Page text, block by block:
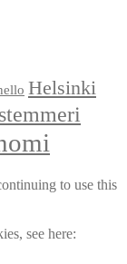
Helsinki
stemmeri
to use this
see here: